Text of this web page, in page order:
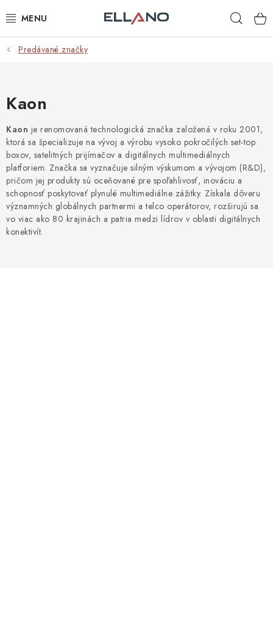
na
NOVINKY
ZÁHRADA
AUTO - MOTO - CYKLO
ROZBALENÝ TOVAR
Predávané značky
Kaon
Kaon je renomovaná technologická značka založená v roku 2001,
ktorá sa špecializuje na vývoj a výrobu vysoko pokročilých set-top
boxov, satelitných prijímačov a digitálnych multimediálnych
platforiem. Značka sa vyznačuje silným výskumom a vývojom (R&D),
pričom jej produkty sú oceňované pre spoľahlivosť, inováciu a
schopnosť poskytovať plynulé multimediálne zážitky. Získala dôveru
významných globálnych partnermi a telco operátorov, rozširujú sa
vo viac ako 80 krajinách a patria medzi lídrov v oblasti digitálnych
konektivít.